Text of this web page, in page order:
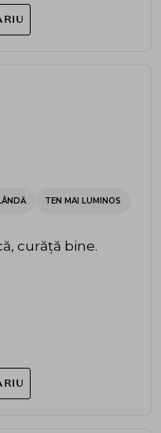
TEN MAI LUMINOS
curăță bine.